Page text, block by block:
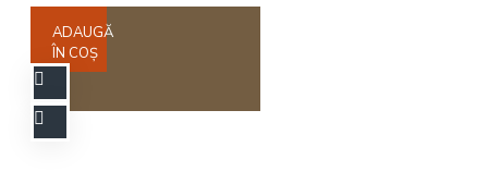
ADAUGĂ
ÎN COŞ